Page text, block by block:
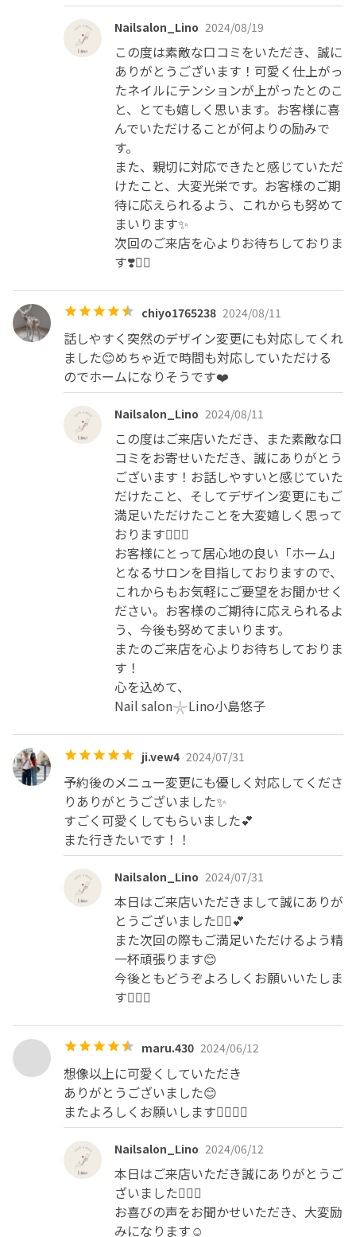
Nailsalon_Lino 2024/08/19
この度は素敵な口コミをいただき、誠に
ありがとうございます！可愛く仕上がっ
たネイルにテンションが上がったとのこ
と、とても嬉しく思います。お客様に喜
んでいただけることが何よりの励みで
す。
また、親切に対応できたと感じていただ
けたこと、大変光栄です。お客様のご期
待に応えられるよう、これからも努めて
まいります✨
次回のご来店を心よりお待ちしておりま
す❣️🙇‍♀️
chiyo1765238 2024/08/11
話しやすく突然のデザイン変更にも対応してくれ
ました😊めちゃ近で時間も対応していただける
のでホームになりそうです❤️
Nailsalon_Lino 2024/08/11
この度はご来店いただき、また素敵な口
コミをお寄せいただき、誠にありがとう
ございます！お話しやすいと感じていた
だけたこと、そしてデザイン変更にもご
満足いただけたことを大変嬉しく思って
おります🙇‍♀️✨
お客様にとって居心地の良い「ホーム」
となるサロンを目指しておりますので、
これからもお気軽にご要望をお聞かせく
ださい。お客様のご期待に応えられるよ
う、今後も努めてまいります。
またのご来店を心よりお待ちしておりま
す！
心を込めて、
Nail salon𓇼Lino小島悠子
ji.vew4 2024/07/31
予約後のメニュー変更にも優しく対応してくださ
りありがとうございました✨
すごく可愛くしてもらいました💕
また行きたいです！！
Nailsalon_Lino 2024/07/31
本日はご来店いただきまして誠にありが
とうございました🙇‍♀️💕
また次回の際もご満足いただけるよう精
一杯頑張ります😊
今後ともどうぞよろしくお願いいたしま
す🙇‍♀️✨
maru.430 2024/06/12
想像以上に可愛くしていただき
ありがとうございました😊
またよろしくお願いします🙇🏼‍♀️✨
Nailsalon_Lino 2024/06/12
本日はご来店いただき誠にありがとうご
ざいました🙇‍♀️✨
お喜びの声をお聞かせいただき、大変励
みになります☺️